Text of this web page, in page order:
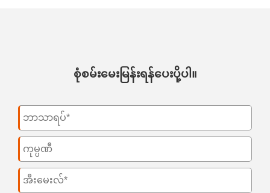
စုံစမ်းမေးမြန်းရန်ပေးပို့ပါ။